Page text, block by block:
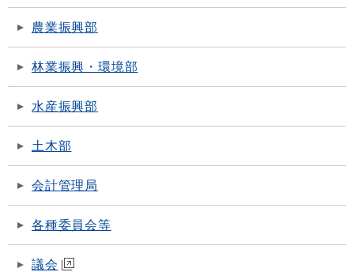
農業振興部
林業振興・環境部
水産振興部
土木部
会計管理局
各種委員会等
議会